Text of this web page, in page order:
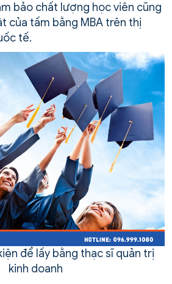
bảo chất lượng học viên cũng
của tấm bằng MBA trên thị
tế.
để lấy bằng thạc sĩ quản trị
kinh doanh